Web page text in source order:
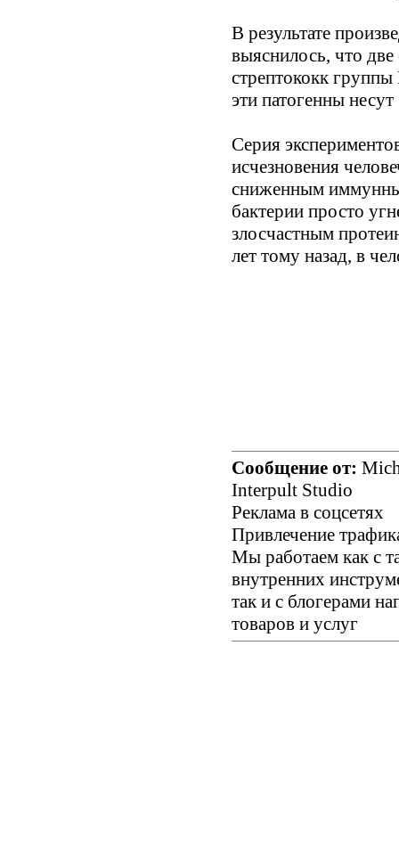
В результате
выяснилось, что
стрептококк
эти патогенны
Серия
исчезновения
сниженным
бактерии просто
злосчастным
лет тому назад, в
Сообщение от:
Interpult Studio
Реклама в соцсетях
Привлечение
Мы работаем как с
внутренних
так и с блогерами
товаров и услуг